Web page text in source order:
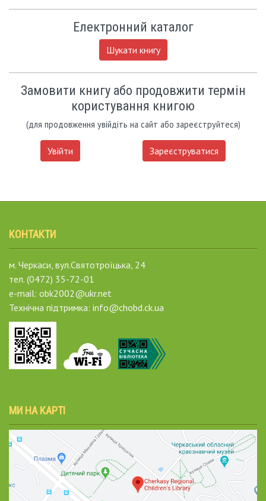
Електронний каталог
Шукати книгу
Замовити книгу або продовжити термін
користування книгою
(для продовження увійдіть на сайт або зареєструйтеся)
Увійти Зареєструватися
КОНТАКТИ
м. Черкаси, вул.Святотроїцька, 24
тел. (0472) 35-72-01
e-mail: obk2002@ukr.net
Технічна підтримка: info@chobd.ck.ua
МИ НА КАРТІ